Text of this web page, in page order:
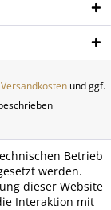
Versandkostenund ggf.
Betrieb
werden.
dieser Website
Interaktion mit